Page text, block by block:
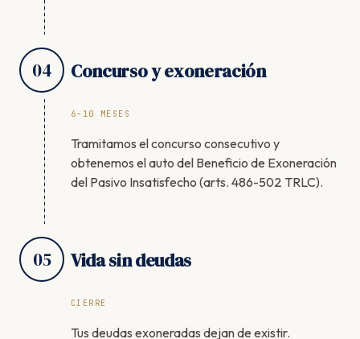
04 Concurso y exoneración
6–10 MESES
Tramitamos el concurso consecutivo y
obtenemos el auto del Beneficio de Exoneración
del Pasivo Insatisfecho (arts. 486-502 TRLC).
05 Vida sin deudas
CIERRE
Tus deudas exoneradas dejan de existir.